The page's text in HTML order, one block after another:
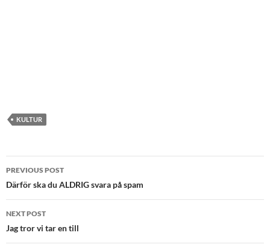
KULTUR
Post
navigation
PREVIOUS POST
Därför ska du ALDRIG svara på spam
NEXT POST
Jag tror vi tar en till